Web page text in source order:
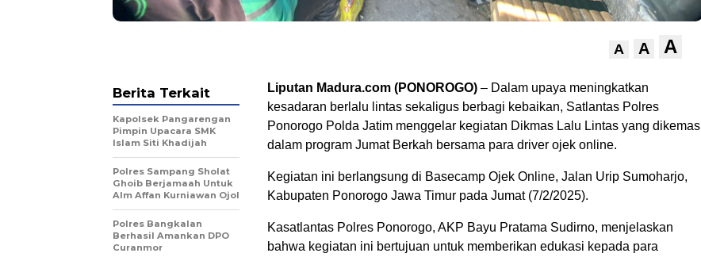
A A A
Liputan Madura.com (PONOROGO) – Dalam upaya meningkatkan
kesadaran berlalu lintas sekaligus berbagi kebaikan, Satlantas Polres
Ponorogo Polda Jatim menggelar kegiatan Dikmas Lalu Lintas yang dikemas
dalam program Jumat Berkah bersama para driver ojek online.
Kegiatan ini berlangsung di Basecamp Ojek Online, Jalan Urip Sumoharjo,
Kabupaten Ponorogo Jawa Timur pada Jumat (7/2/2025).
Kasatlantas Polres Ponorogo, AKP Bayu Pratama Sudirno, menjelaskan
bahwa kegiatan ini bertujuan untuk memberikan edukasi kepada para
Berita Terkait
Kapolsek Pangarengan
Pimpin Upacara SMK
Islam Siti Khadijah
Polres Sampang Sholat
Ghoib Berjamaah Untuk
Alm Affan Kurniawan Ojol
Polres Bangkalan
Berhasil Amankan DPO
Curanmor